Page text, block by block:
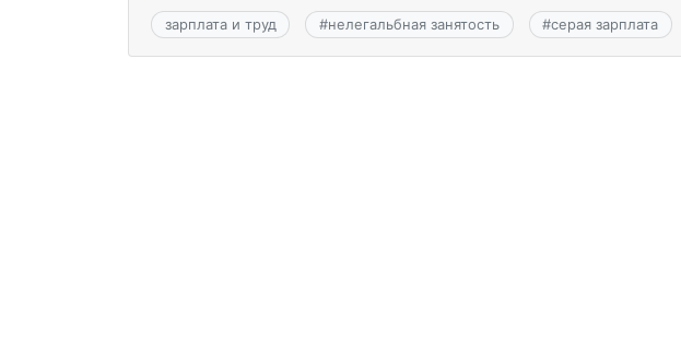
зарплата и труд #нелегальбная занятость #серая зарплата